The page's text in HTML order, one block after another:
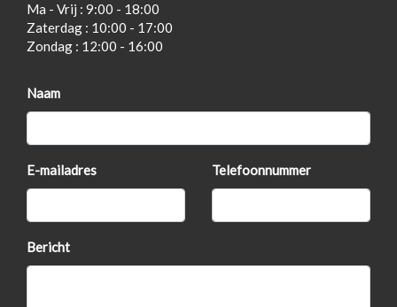
Inlegwerk, grijslak interieurlijsten
Keyless start/entry
Lendesteunen
Middenarmsteun
Mistlampen
Multi media systeem
Passagiersairbag
Ma - Vrij : 9:00 - 18:00
Zaterdag : 10:00 - 17:00
Zondag : 12:00 - 16:00
Naam
E-mailadres Telefoonnummer
Bericht